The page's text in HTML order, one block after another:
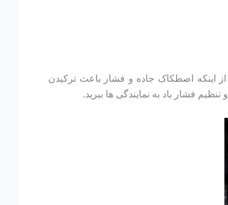
اینکه اصطکاک جاده و فشار باعث ترکیدن
فشار باد به نمایندگی ها ببرید.